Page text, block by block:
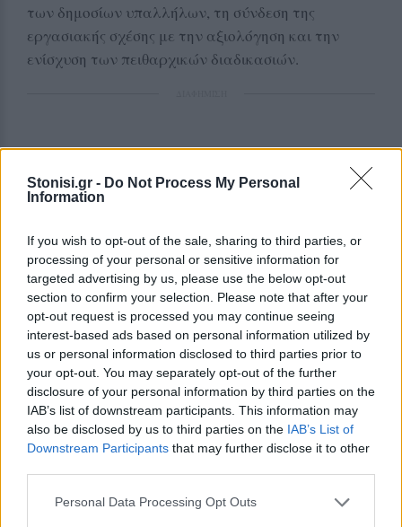
Stonisi.gr - Do Not Process My Personal
Information
If you wish to opt-out of the sale, sharing to third parties, or
processing of your personal or sensitive information for
targeted advertising by us, please use the below opt-out
section to confirm your selection. Please note that after your
opt-out request is processed you may continue seeing
interest-based ads based on personal information utilized by
us or personal information disclosed to third parties prior to
your opt-out. You may separately opt-out of the further
disclosure of your personal information by third parties on the
IAB’s list of downstream participants. This information may
also be disclosed by us to third parties on the IAB’s List of
Downstream Participants that may further disclose it to other
Personal Data Processing Opt Outs
των δημοσίων υπαλλήλων, τη σύνδεση της
εργασιακής σχέσης με την αξιολόγηση και την
ενίσχυση των πειθαρχικών διαδικασιών.